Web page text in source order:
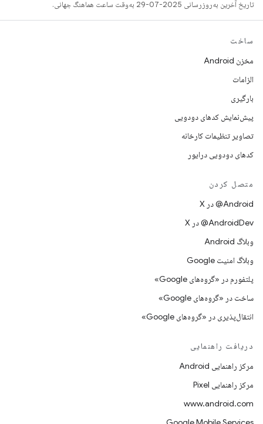
تاریخ آخرین به‌روزرسانی 2025-07-29 به‌وقت ساعت هماهنگ جهانی.
ساخت
مخزن Android
الزامات
بارگیری
پیش‌نمایش کدهای دودویی
تصاویر تنظیمات کارخانه
کدهای دودویی درایور
متصل کردن
‫‎@Android در X
‫‎@AndroidDev در X
وبلاگ Android
وبلاگ امنیت Google
پلتفورم در «گروه‌های Google»
ساخت در «گروه‌های Google»
انتقال‌پذیری در «گروه‌های Google»
دریافت راهنمایی
مرکز راهنمایی Android
مرکز راهنمایی Pixel
www.android.com